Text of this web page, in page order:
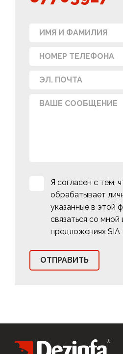
Я согласен с тем,
обрабатывает
указанные в этой
связаться со
предложениях SIA